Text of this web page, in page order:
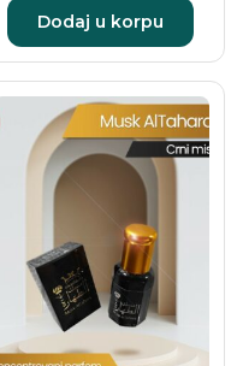
Dodaj u korpu